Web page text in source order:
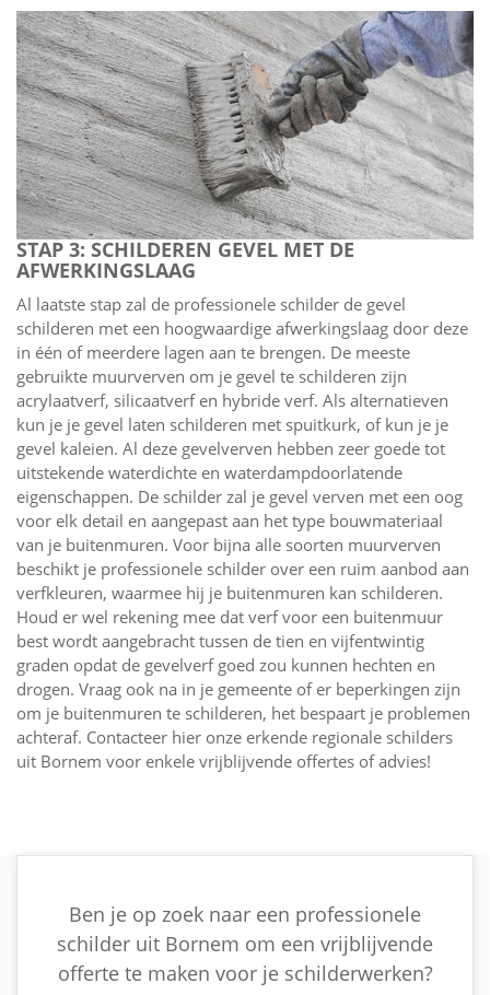
STAP 3: SCHILDEREN GEVEL MET DE
AFWERKINGSLAAG
Al laatste stap zal de professionele schilder de gevel
schilderen met een hoogwaardige afwerkingslaag door deze
in één of meerdere lagen aan te brengen. De meeste
gebruikte muurverven om je gevel te schilderen zijn
acrylaatverf, silicaatverf en hybride verf. Als alternatieven
kun je je gevel laten schilderen met spuitkurk, of kun je je
gevel kaleien. Al deze gevelverven hebben zeer goede tot
uitstekende waterdichte en waterdampdoorlatende
eigenschappen. De schilder zal je gevel verven met een oog
voor elk detail en aangepast aan het type bouwmateriaal
van je buitenmuren. Voor bijna alle soorten muurverven
beschikt je professionele schilder over een ruim aanbod aan
verfkleuren, waarmee hij je buitenmuren kan schilderen.
Houd er wel rekening mee dat verf voor een buitenmuur
best wordt aangebracht tussen de tien en vijfentwintig
graden opdat de gevelverf goed zou kunnen hechten en
drogen. Vraag ook na in je gemeente of er beperkingen zijn
om je buitenmuren te schilderen, het bespaart je problemen
achteraf. Contacteer hier onze erkende regionale schilders
uit Bornem voor enkele vrijblijvende offertes of advies!
Ben je op zoek naar een professionele
schilder uit Bornem om een vrijblijvende
offerte te maken voor je schilderwerken?